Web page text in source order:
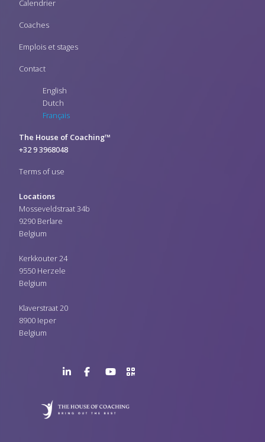
Calendrier
Coaches
Emplois et stages
Contact
English
Dutch
Français
The House of Coaching™
+32 9 3968048
Terms of use
Locations
Mosseveldstraat 34b
9290 Berlare
Belgium
Kerkkouter 24
9550 Herzele
Belgium
Klaverstraat 20
8900 Ieper
Belgium
PagePageChannel
QR